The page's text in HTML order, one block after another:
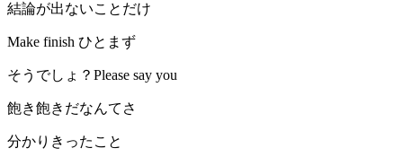
結論が出ないことだけ
Make finish ひとまず
そうでしょ？Please say you
飽き飽きだなんてさ
分かりきったこと